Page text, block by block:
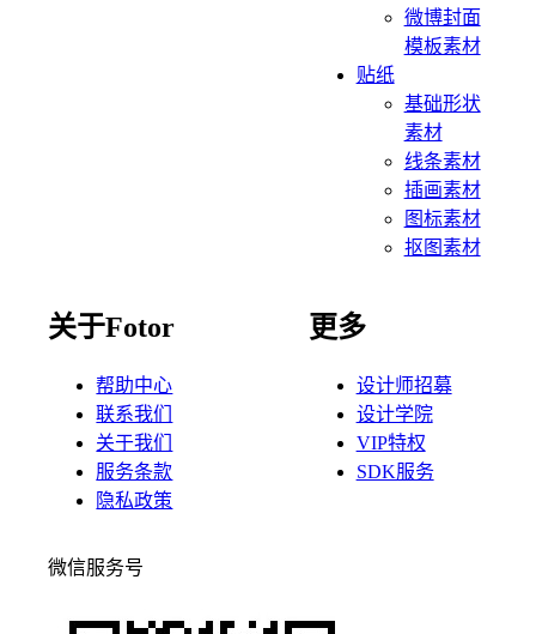
微博封面
模板素材
贴纸
基础形状
素材
线条素材
插画素材
图标素材
抠图素材
关于Fotor
帮助中心
联系我们
关于我们
服务条款
隐私政策
更多
设计师招募
设计学院
VIP特权
SDK服务
微信服务号